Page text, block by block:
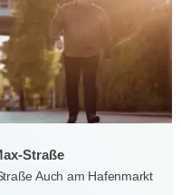
Straße
Auch am Hafenmarkt